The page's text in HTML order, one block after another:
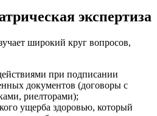
экспертиза
широкий круг вопросов,
при подписании
документов (договоры с
риелторами);
ущерба здоровью, который